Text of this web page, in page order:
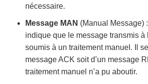
nécessaire.
Message MAN (Manual Message)
indique que le message transmis à
soumis à un traitement manuel. Il
message ACK soit d’un message
traitement manuel n’a pu aboutir.